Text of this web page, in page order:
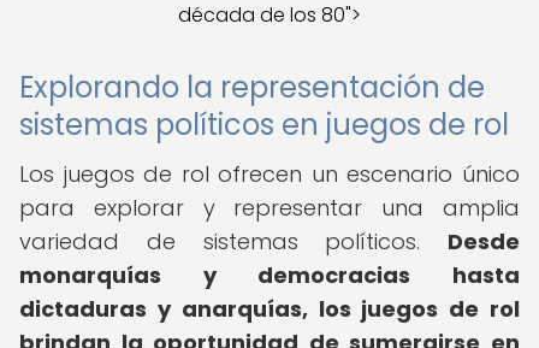
década de los 80">
Explorando la representación de
sistemas políticos en juegos de rol
Los juegos de rol ofrecen un escenario único
para explorar y representar una amplia
variedad de sistemas políticos. Desde
monarquías y democracias hasta
dictaduras y anarquías, los juegos de rol